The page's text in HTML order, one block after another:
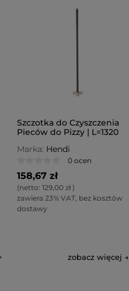
Szczotka do Czyszczenia
Pieców do Pizzy | L=1320
Marka: Hendi
0 ocen
158,67 zł
(netto: 129,00 zł)
zawiera 23% VAT, bez kosztów
dostawy
zobacz więcej →